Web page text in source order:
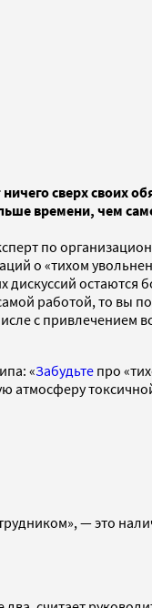
сверх своих
времени, чем
по
о «тихом
остаются
работой, то вы
с привлечением
«Забудьте про
атмосферу
— это